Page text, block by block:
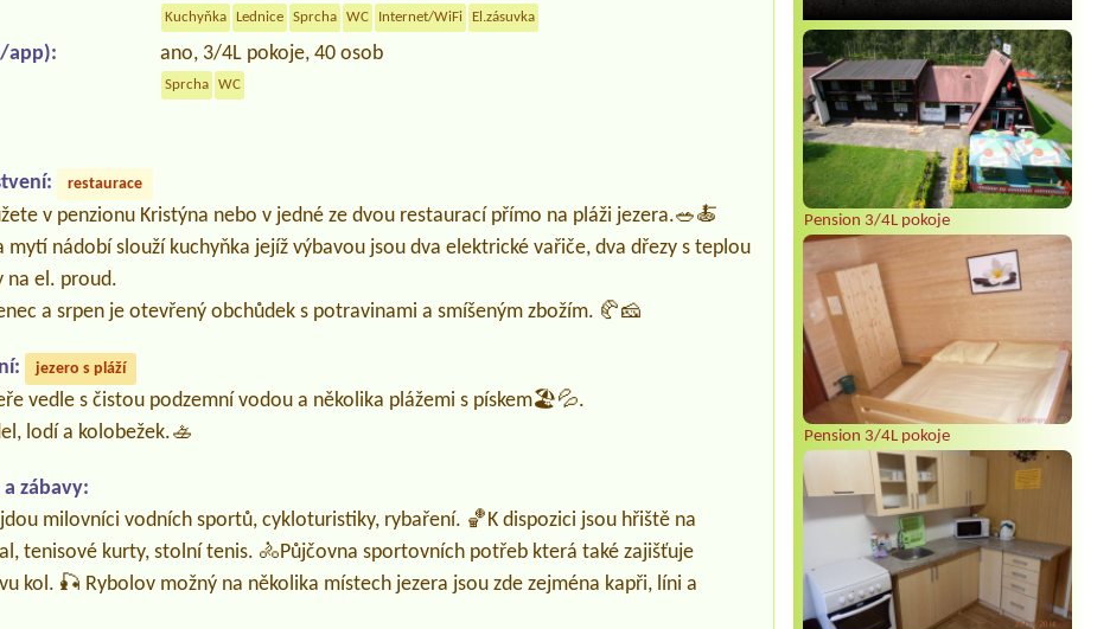
Pension 3/4L pokoje
Pension 3/4L pokoje
Kuchyňka Lednice Sprcha WC Internet/WiFi El.zásuvka
app): ano, 3/4L pokoje, 40 osob
Sprcha WC
restaurace
v penzionu Kristýna nebo v jedné ze dvou restaurací přímo na pláži jezera.🥗🍝
mytí nádobí slouží kuchyňka jejíž výbavou jsou dva elektrické vařiče, dva dřezy s teplou
na el. proud.
a srpen je otevřený obchůdek s potravinami a smíšeným zbožím. 🥐🧀
jezero s pláží
vedle s čistou podzemní vodou a několika plážemi s pískem🏖️💦.
lodí a kolobežek.🚣
zábavy:
milovníci vodních sportů, cykloturistiky, rybaření. 🏀K dispozici jsou hřiště na
tenisové kurty, stolní tenis. 🚴‍Půjčovna sportovních potřeb která také zajišťuje
kol. 🎣 Rybolov možný na několika místech jezera jsou zde zejména kapři, líni a